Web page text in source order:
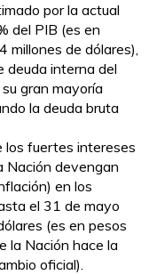
por la actual
del PIB (es en
millones de dólares),
deuda interna del
gran mayoría
la deuda bruta
los fuertes intereses
Nación devengan
en los
el 31 de mayo
(es en pesos
la Nación hace la
oficial).